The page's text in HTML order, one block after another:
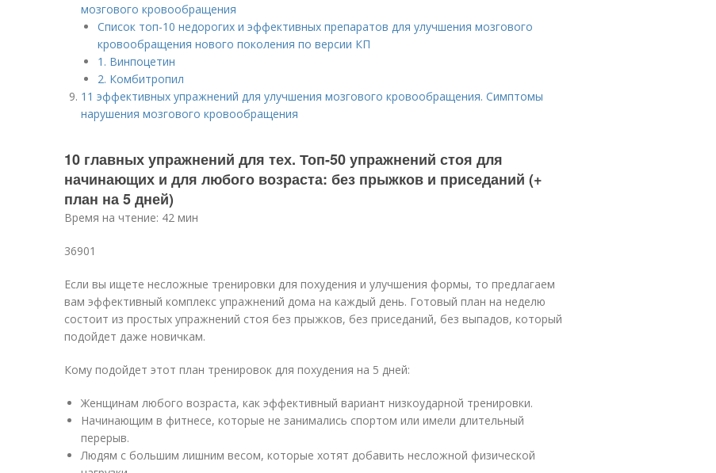
мозгового кровообращения
Список топ-10 недорогих и эффективных препаратов для улучшения мозгового
кровообращения нового поколения по версии КП
1. Винпоцетин
2. Комбитропил
11 эффективных упражнений для улучшения мозгового кровообращения. Симптомы
нарушения мозгового кровообращения
10 главных упражнений для тех. Топ-50 упражнений стоя для
начинающих и для любого возраста: без прыжков и приседаний (+
план на 5 дней)
Время на чтение: 42 мин
36901
Если вы ищете несложные тренировки для похудения и улучшения формы, то предлагаем
вам эффективный комплекс упражнений дома на каждый день. Готовый план на неделю
состоит из простых упражнений стоя без прыжков, без приседаний, без выпадов, который
подойдет даже новичкам.
Кому подойдет этот план тренировок для похудения на 5 дней:
Женщинам любого возраста, как эффективный вариант низкоударной тренировки.
Начинающим в фитнесе, которые не занимались спортом или имели длительный
перерыв.
Людям с большим лишним весом, которые хотят добавить несложной физической